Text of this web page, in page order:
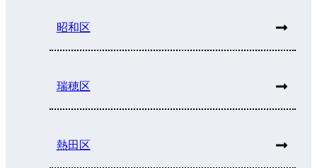
昭和区
瑞穂区
熱田区